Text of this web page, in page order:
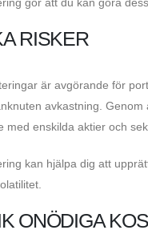
RISKER
är avgörande för
avkastning.
med enskilda aktier och
kan hjälpa dig att
ONÖDIGA